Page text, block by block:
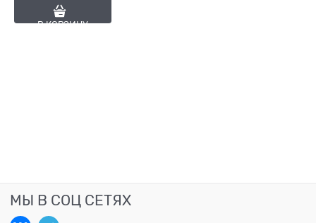
В КОРЗИНУ
МЫ В СОЦ СЕТЯХ